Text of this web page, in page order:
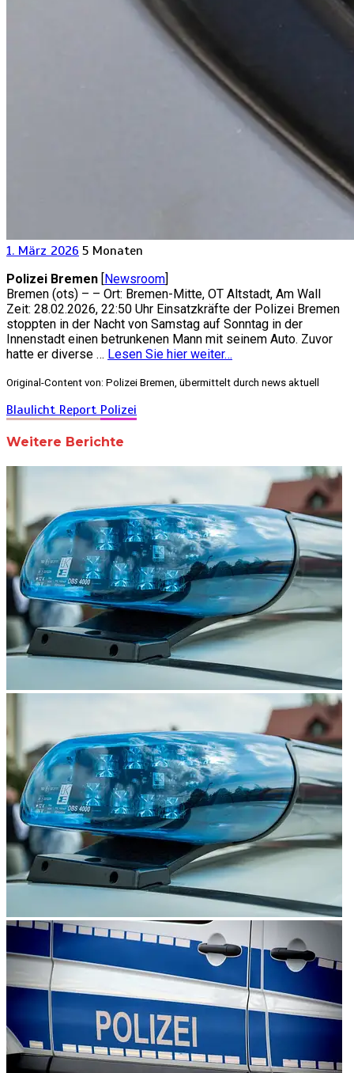
1. März 2026 5 Monaten
Polizei Bremen [Newsroom]
Bremen (ots) – – Ort: Bremen-Mitte, OT Altstadt, Am Wall
Zeit: 28.02.2026, 22:50 Uhr Einsatzkräfte der Polizei Bremen
stoppten in der Nacht von Samstag auf Sonntag in der
Innenstadt einen betrunkenen Mann mit seinem Auto. Zuvor
hatte er diverse … Lesen Sie hier weiter…
Original-Content von: Polizei Bremen, übermittelt durch news aktuell
Blaulicht Report Polizei
Weitere Berichte